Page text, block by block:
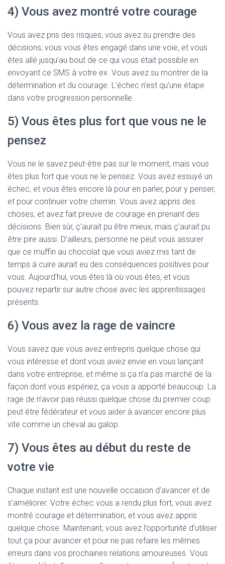
4) Vous avez montré votre courage
Vous avez pris des risques, vous avez su prendre des
décisions, vous vous êtes engagé dans une voie, et vous
êtes allé jusqu’au bout de ce qui vous était possible en
envoyant ce SMS à votre ex. Vous avez su montrer de la
détermination et du courage. L’échec n’est qu’une étape
dans votre progression personnelle.
5) Vous êtes plus fort que vous ne le
pensez
Vous ne le savez peut-être pas sur le moment, mais vous
êtes plus fort que vous ne le pensez. Vous avez essuyé un
échec, et vous êtes encore là pour en parler, pour y penser,
et pour continuer votre chemin. Vous avez appris des
choses, et avez fait preuve de courage en prenant des
décisions. Bien sûr, ç’aurait pu être mieux, mais ç’aurait pu
être pire aussi. D’ailleurs, personne ne peut vous assurer
que ce muffin au chocolat que vous aviez mis tant de
temps à cuire aurait eu des conséquences positives pour
vous. Aujourd’hui, vous êtes là où vous êtes, et vous
pouvez repartir sur autre chose avec les apprentissages
présents.
6) Vous avez la rage de vaincre
Vous savez que vous avez entrepris quelque chose qui
vous intéresse et dont vous aviez envie en vous lançant
dans votre entreprise, et même si ça n’a pas marché de la
façon dont vous espériez, ça vous a apporté beaucoup. La
rage de n’avoir pas réussi quelque chose du premier coup
peut être fédérateur et vous aider à avancer encore plus
vite comme un cheval au galop.
7) Vous êtes au début du reste de
votre vie
Chaque instant est une nouvelle occasion d’avancer et de
s’améliorer. Votre échec vous a rendu plus fort, vous avez
montré courage et détermination, et vous avez appris
quelque chose. Maintenant, vous avez l’opportunité d’utiliser
tout ça pour avancer et pour ne pas refaire les mêmes
erreurs dans vos prochaines relations amoureuses. Vous